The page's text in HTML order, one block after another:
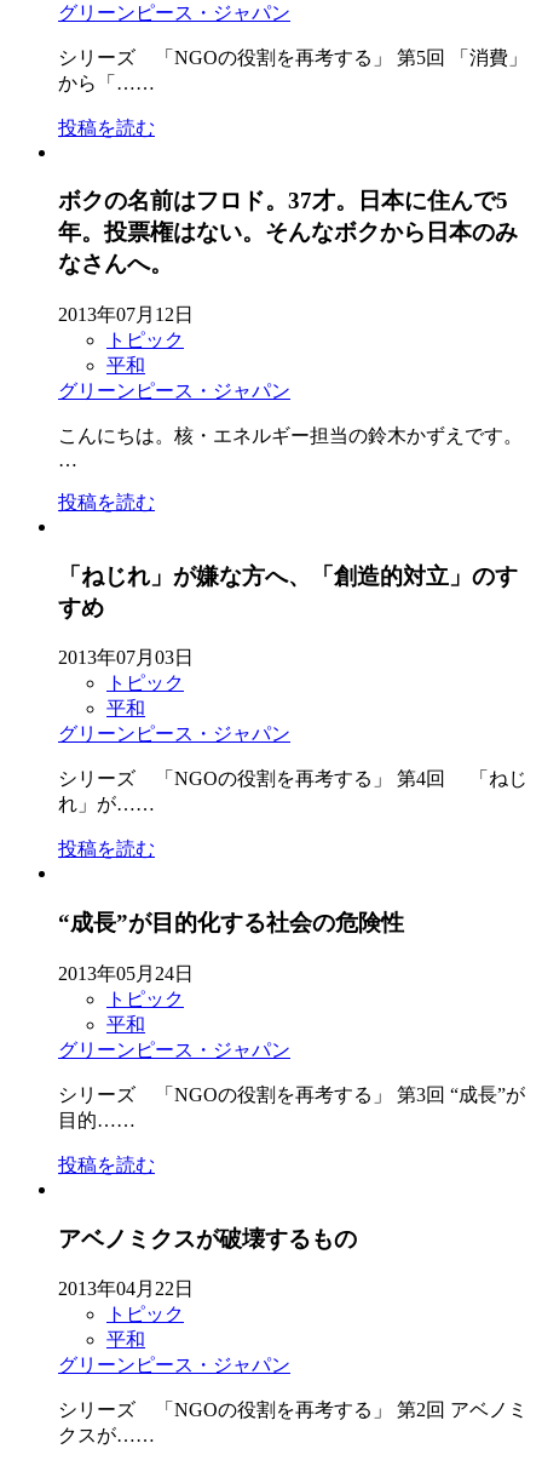
グリーンピース・ジャパン
シリーズ 「NGOの役割を再考する」 第5回 「消費」
から「……
投稿を読む
ボクの名前はフロド。37才。日本に住んで5
年。投票権はない。そんなボクから日本のみ
なさんへ。
2013年07月12日
トピック
平和
グリーンピース・ジャパン
こんにちは。核・エネルギー担当の鈴木かずえです。
…
投稿を読む
「ねじれ」が嫌な方へ、「創造的対立」のす
すめ
2013年07月03日
トピック
平和
グリーンピース・ジャパン
シリーズ 「NGOの役割を再考する」 第4回 「ねじ
れ」が……
投稿を読む
“成長”が目的化する社会の危険性
2013年05月24日
トピック
平和
グリーンピース・ジャパン
シリーズ 「NGOの役割を再考する」 第3回 “成長”が
目的……
投稿を読む
アベノミクスが破壊するもの
2013年04月22日
トピック
平和
グリーンピース・ジャパン
シリーズ 「NGOの役割を再考する」 第2回 アベノミ
クスが……